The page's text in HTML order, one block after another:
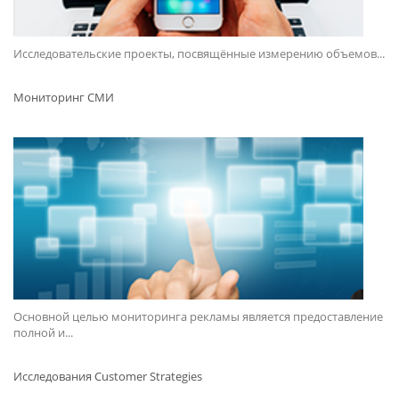
Исследовательские проекты, посвящённые измерению объемов...
Мониторинг СМИ
Основной целью мониторинга рекламы является предоставление
полной и...
Исследования Customer Strategies